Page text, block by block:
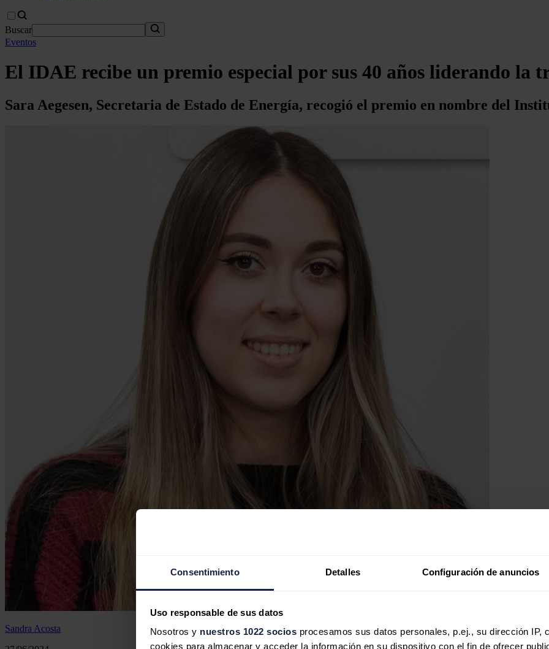
Consentimiento Detalles Configuración de anuncios
Uso responsable de sus datos
Nosotros y nuestros 1022 socios procesamos sus datos personales, p.ej., su dirección IP,
cookies para almacenar y acceder la información en su dispositivo con el fin de ofrecer
Buscar
Eventos
El IDAE recibe un premio especial por sus 40 años liderando la
Sara Aegesen, Secretaria de Estado de Energía, recogió el premio en nombre del
Sandra Acosta